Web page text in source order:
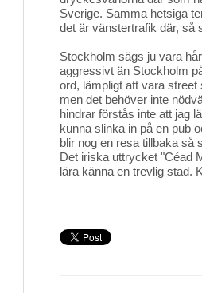
Sverige. Samma hetsiga
det är vänstertrafik där, så
Stockholm sägs ju vara
aggressivt än Stockholm
ord, lämpligt att vara
men det behöver inte
hindrar förstås inte att jag
kunna slinka in på en pub
blir nog en resa tillbaka så
Det iriska uttrycket "Céad
lära känna en trevlig stad.